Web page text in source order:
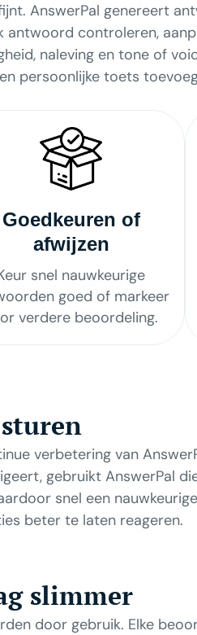
AnswerPal genereert
antwoord controleren,
naleving en tone of
persoonlijke toets
Goedkeuren of
afwijzen
snel nauwkeurige
goed of markeer
verdere beoordeling.
verbetering van
gebruikt AnswerPal
snel een
beter te laten reageren.
slimmer
door gebruik. Elke